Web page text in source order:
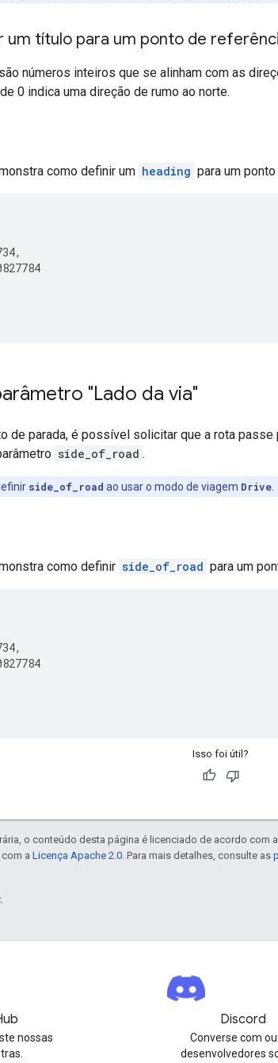
um título para um ponto de
números inteiros que se alinham com as
0 indica uma direção de rumo ao norte.
como definir um heading para um
,
"Lado da via"
de parada, é possível solicitar que a rota
side_of_road .
side_of_road ao usar o modo de viagem Drive
como definir side_of_road para um
,
Isso foi útil?
o conteúdo desta página é licenciado de acordo com a
a Licença Apache 2.0 . Para mais detalhes, consulte as
nossas
Discord
Converse com
desenvolvedores